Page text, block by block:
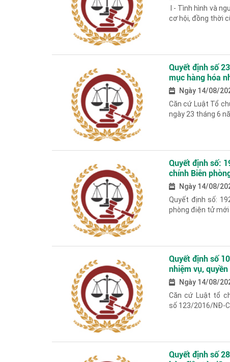
I - Tình hình và
cơ hội, đồng thời
Quyết định số
mục hàng hóa
Ngày 14/08/
Căn cứ Luật Tổ
ngày 23 tháng 6
Quyết định số:
chính Biên
thuộc phạm vi
Ngày 14/08/
Quyết định số:
phòng điện tử mới
Quyết định số
nhiệm vụ,
trực thuộc Bộ
Ngày 14/08/
Căn cứ Luật tổ
số 123/2016/NĐ-
Quyết định số